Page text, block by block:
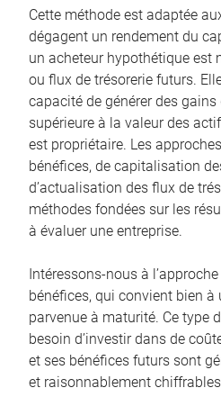
Cette méthode est adaptée
dégagent un rendement du
un acheteur hypothétique est
ou flux de trésorerie futurs.
capacité de générer des gains
supérieure à la valeur des
est propriétaire. Les
bénéfices, de capitalisation
d’actualisation des flux de
méthodes fondées sur les
à évaluer une entreprise.
Intéressons-nous à
bénéfices, qui convient bien à
parvenue à maturité. Ce type
besoin d’investir dans de
et ses bénéfices futurs sont
et raisonnablement